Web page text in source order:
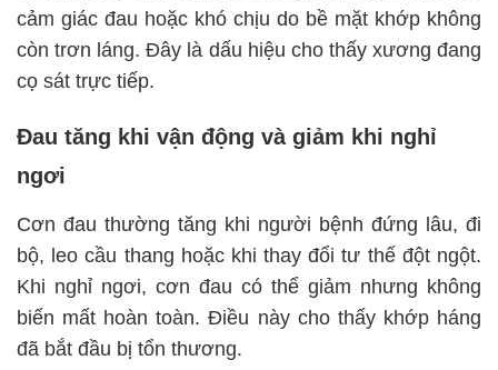
cảm giác đau hoặc khó chịu do bề mặt khớp không
còn trơn láng. Đây là dấu hiệu cho thấy xương đang
cọ sát trực tiếp.
Đau tăng khi vận động và giảm khi nghỉ
ngơi
Cơn đau thường tăng khi người bệnh đứng lâu, đi
bộ, leo cầu thang hoặc khi thay đổi tư thế đột ngột.
Khi nghỉ ngơi, cơn đau có thể giảm nhưng không
biến mất hoàn toàn. Điều này cho thấy khớp háng
đã bắt đầu bị tổn thương.